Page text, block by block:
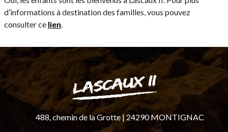
d’informations à destination des familles, vous pouvez
consulter ce lien.
488, chemin de la Grotte | 24290 MONTIGNAC